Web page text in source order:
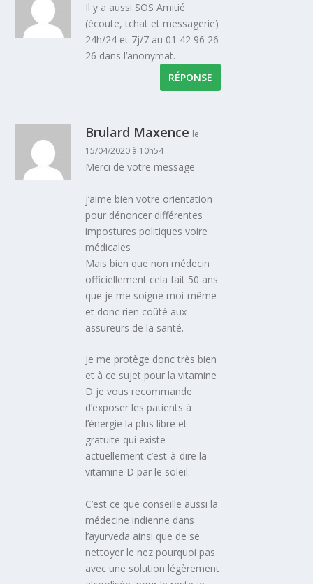
Il y a aussi SOS Amitié
(écoute, tchat et messagerie)
24h/24 et 7j/7 au 01 42 96 26
26 dans l’anonymat.
RÉPONSE
Brulard Maxence le
15/04/2020 à 10h54
Merci de votre message
j’aime bien votre orientation
pour dénoncer différentes
impostures politiques voire
médicales
Mais bien que non médecin
officiellement cela fait 50 ans
que je me soigne moi-même
et donc rien coûté aux
assureurs de la santé.
Je me protège donc très bien
et à ce sujet pour la vitamine
D je vous recommande
d’exposer les patients à
l’énergie la plus libre et
gratuite qui existe
actuellement c’est-à-dire la
vitamine D par le soleil.
C’est ce que conseille aussi la
médecine indienne dans
l’ayurveda ainsi que de se
nettoyer le nez pourquoi pas
avec une solution légèrement